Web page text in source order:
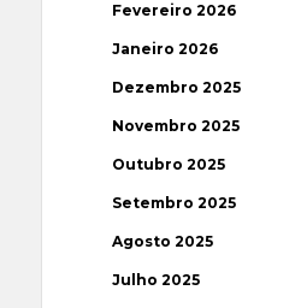
Fevereiro 2026
Janeiro 2026
Dezembro 2025
Novembro 2025
Outubro 2025
Setembro 2025
Agosto 2025
Julho 2025